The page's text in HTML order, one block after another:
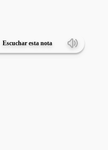
Escuchar esta nota